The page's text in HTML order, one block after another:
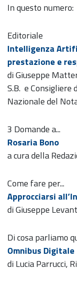
In questo numero:
Editoriale
Intelligenza
prestazione e
di Giuseppe
S.B. e Consigliere
Nazionale del
3 Domande a...
Rosaria Bono
a cura della
Come fare per...
Approcciarsi
di Giuseppe
Di cosa parliamo
Omnibus Digitale
di Lucia Parrucci,